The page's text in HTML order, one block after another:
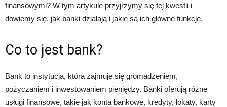
finansowymi? W tym artykule przyjrzymy się tej kwestii i
dowiemy się, jak banki działają i jakie są ich główne funkcje.
Co to jest bank?
Bank to instytucja, która zajmuje się gromadzeniem,
pożyczaniem i inwestowaniem pieniędzy. Banki oferują różne
usługi finansowe, takie jak konta bankowe, kredyty, lokaty, karty